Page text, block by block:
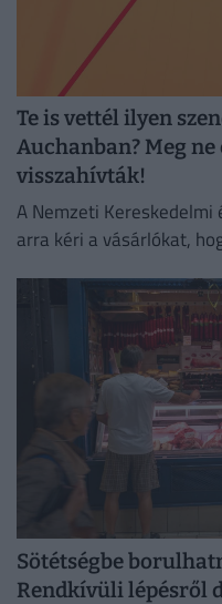
Te is vettél ilyen
Auchanban? Meg
visszahívták!
A Nemzeti
arra kéri a vásárlókat,
Sötétségbe
Rendkívüli lépésről